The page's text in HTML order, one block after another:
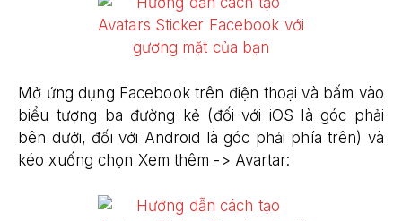
Mở ứng dụng Facebook trên điện thoại và bấm vào
biểu tượng ba đường kẻ (đối với iOS là góc phải
bên dưới, đối với Android là góc phải phía trên) và
kéo xuống chọn Xem thêm -> Avartar: